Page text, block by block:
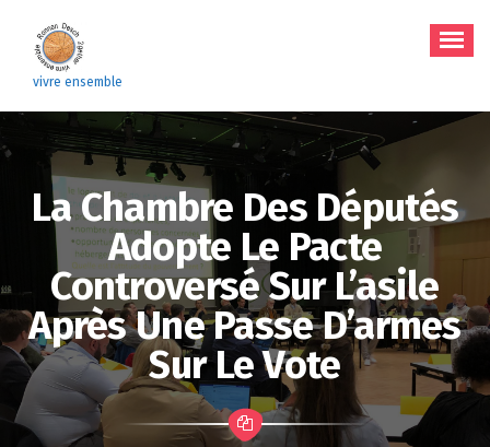
contenu
vivre ensemble
La Chambre Des Députés
Adopte Le Pacte
Controversé Sur L’asile
Après Une Passe D’armes
Sur Le Vote